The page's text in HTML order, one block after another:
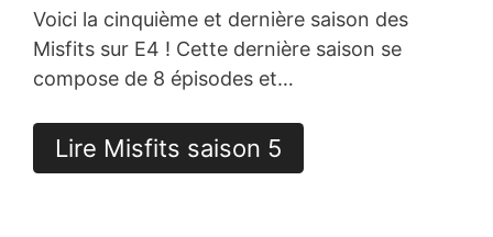
Voici la cinquième et dernière saison des
Misfits sur E4 ! Cette dernière saison se
compose de 8 épisodes et…
Lire Misfits saison 5